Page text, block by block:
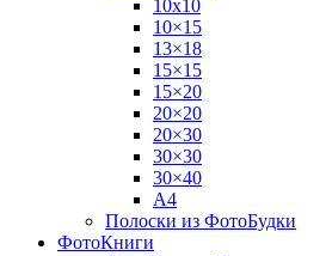
10х10
10×15
13×18
15×15
15×20
20×20
20×30
30×30
30×40
A4
Полоски из ФотоБудки
ФотоКниги